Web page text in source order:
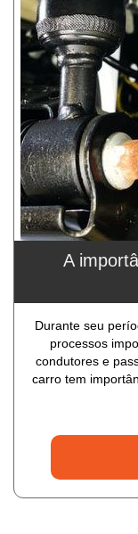
A
Durante seu
processos
condutores e
carro tem